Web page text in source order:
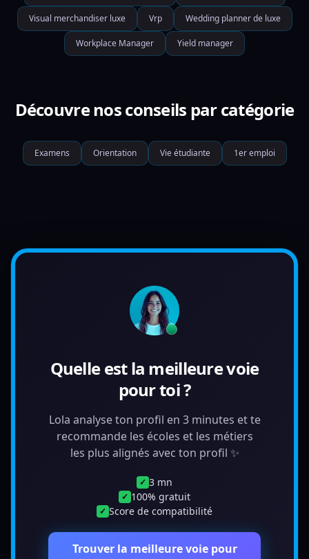
Visual merchandiser luxe Vrp Wedding planner de luxe
Workplace Manager Yield manager
Découvre nos conseils par catégorie
Examens Orientation Vie étudiante 1er emploi
Quelle est la meilleure voie
pour toi ?
Lola analyse ton profil en 3 minutes et te
recommande les écoles et les métiers
les plus alignés avec ton profil ✨
✓ 3 mn
✓ 100% gratuit
✓ Score de compatibilité
Trouver la meilleure voie pour